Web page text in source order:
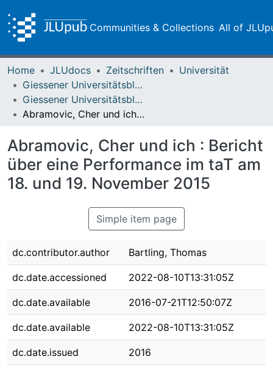
Communities & Collections All of
Home JLUdocs Zeitschriften
Universität
Giessener Universitätsblätter
Giessener Universitätsblätter 49 (2016)
Abramovic, Cher und ich : Bericht über eine Performance im taT am 18. und 19. November 2015
Abramovic, Cher und ich : Bericht
über eine Performance im taT am
18. und 19. November 2015
Simple item page
dc.contributor.author Bartling, Thomas
dc.date.accessioned 2022-08-10T13:31:05Z
dc.date.available 2016-07-21T12:50:07Z
dc.date.available 2022-08-10T13:31:05Z
dc.date.issued 2016